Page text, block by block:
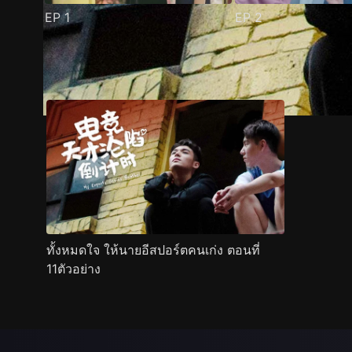
EP1 EP2
ตัวอย่าง ภาพนิ่ง เนื้อหาที่แนะนำ รายละเอียด
ทั้งหมดใจ ให้นายอีสปอร์ตคนเก่ง ตอนที่
11ตัวอย่าง